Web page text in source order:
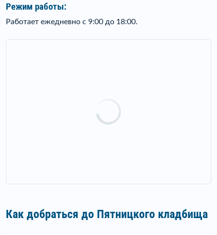
Режим работы:
Работает ежедневно с 9:00 до 18:00.
Как добраться до Пятницкого кладбища